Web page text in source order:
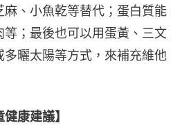
、小魚乾等替代；蛋白質能
；最後也可以用蛋黃、三文
曬太陽等方式，來補充維他
康建議】